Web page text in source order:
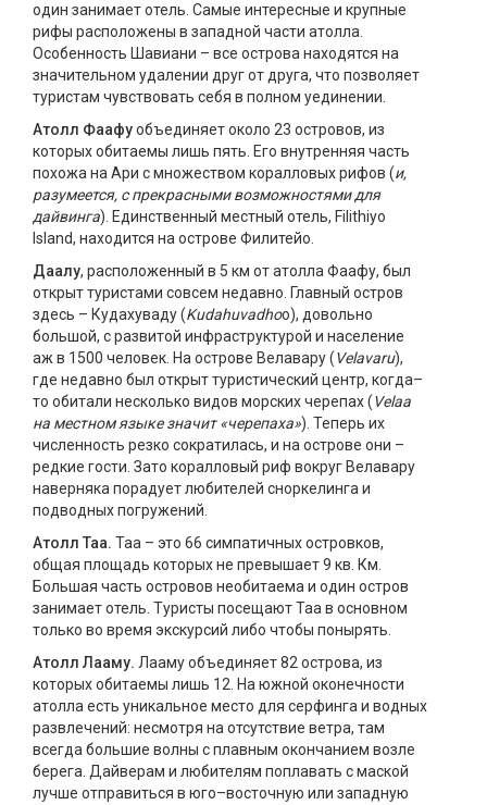
один занимает отель. Самые интересные и крупные
рифы расположены в западной части атолла.
Особенность Шавиани – все острова находятся на
значительном удалении друг от друга, что позволяет
туристам чувствовать себя в полном уединении.
Атолл Фаафуобъединяет около 23 островов, из
которых обитаемы лишь пять. Его внутренняя часть
похожа на Ари с множеством коралловых рифов (и,
разумеется, с прекрасными возможностями для
дайвинга). Единственный местный отель, Filithiyo
Island, находится на острове Филитейо.
Даалу, расположенный в 5 км от атолла Фаафу, был
открыт туристами совсем недавно. Главный остров
здесь – Кудахуваду (Kudahuvadhoo), довольно
большой, с развитой инфраструктурой и население
аж в 1500 человек. На острове Велавару (Velavaru),
где недавно был открыт туристический центр, когда–
то обитали несколько видов морских черепах (Velaa
на местном языке значит «черепаха»). Теперь их
численность резко сократилась, и на острове они –
редкие гости. Зато коралловый риф вокруг Велавару
наверняка порадует любителей сноркелинга и
подводных погружений.
Атолл Таа. Таа – это 66 симпатичных островков,
общая площадь которых не превышает 9 кв. Км.
Большая часть островов необитаема и один остров
занимает отель. Туристы посещают Таа в основном
только во время экскурсий либо чтобы понырять.
Атолл Лааму. Лааму объединяет 82 острова, из
которых обитаемы лишь 12. На южной оконечности
атолла есть уникальное место для серфинга и водных
развлечений: несмотря на отсутствие ветра, там
всегда большие волны с плавным окончанием возле
берега. Дайверам и любителям поплавать с маской
лучше отправиться в юго–восточную или западную